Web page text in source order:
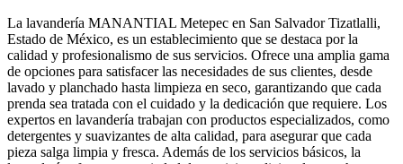
La lavandería MANANTIAL Metepec en San Salvador Tizatlalli,
Estado de México, es un establecimiento que se destaca por la
calidad y profesionalismo de sus servicios. Ofrece una amplia gama
de opciones para satisfacer las necesidades de sus clientes, desde
lavado y planchado hasta limpieza en seco, garantizando que cada
prenda sea tratada con el cuidado y la dedicación que requiere. Los
expertos en lavandería trabajan con productos especializados, como
detergentes y suavizantes de alta calidad, para asegurar que cada
pieza salga limpia y fresca. Además de los servicios básicos, la